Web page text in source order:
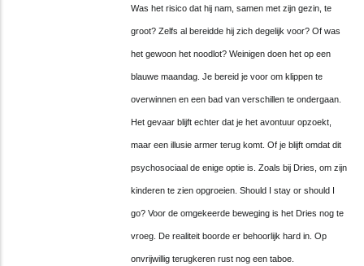
Was het risico dat hij nam, samen met zijn gezin, te
groot? Zelfs al bereidde hij zich degelijk voor? Of was
het gewoon het noodlot? Weinigen doen het op een
blauwe maandag. Je bereid je voor om klippen te
overwinnen en een bad van verschillen te ondergaan.
Het gevaar blijft echter dat je het avontuur opzoekt,
maar een illusie armer terug komt. Of je blijft omdat dit
psychosociaal de enige optie is. Zoals bij Dries, om zijn
kinderen te zien opgroeien. Should I stay or should I
go? Voor de omgekeerde beweging is het Dries nog te
vroeg. De realiteit boorde er behoorlijk hard in. Op
onvrijwillig terugkeren rust nog een taboe.